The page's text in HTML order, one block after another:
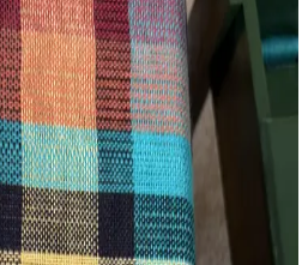
dört şaftlı Leclerc
pamuk ipliklerle masa koşucusu
teknikleri ve eğitimle yeni
Boyalar ve Basit
Tekstilde Rolü
ve basit desenlerle özgün tekstil
gibi bitkilerle renklendirilen
estetik çözümler sunar.